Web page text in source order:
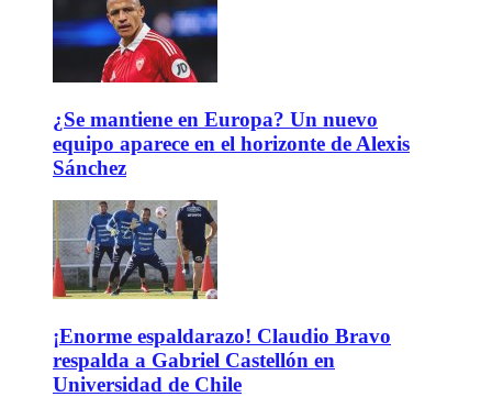
¿Se mantiene en Europa? Un nuevo
equipo aparece en el horizonte de Alexis
Sánchez
¡Enorme espaldarazo! Claudio Bravo
respalda a Gabriel Castellón en
Universidad de Chile